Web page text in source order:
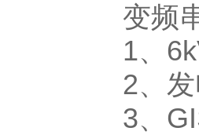
变频
1、
2、
3、